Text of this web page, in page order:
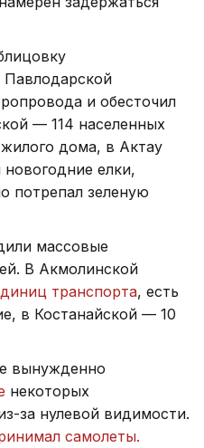
и обесточил
— 114 населенных
дома, в Актау
елки,
потрепал зеленую
массовые
В Акмолинской
транспорта, есть
в Костанайской — 10
вынужденно
некоторых
за нулевой видимости.
самолеты.